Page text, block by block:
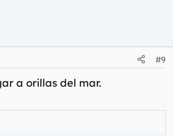
#9
a orillas del mar.